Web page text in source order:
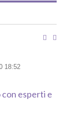
18:52
esperti e